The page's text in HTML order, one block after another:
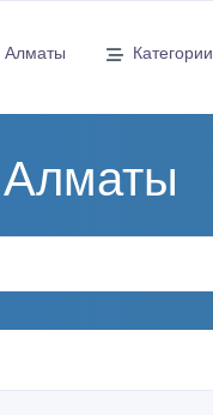
Алматы Категории
Алматы